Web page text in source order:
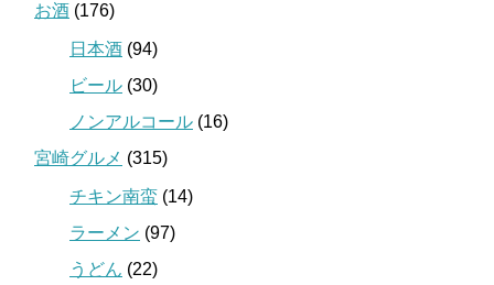
お酒 (176)
日本酒 (94)
ビール (30)
ノンアルコール (16)
宮崎グルメ (315)
チキン南蛮 (14)
ラーメン (97)
うどん (22)